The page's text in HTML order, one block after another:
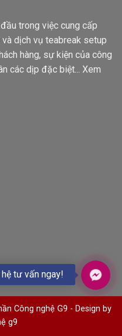
trong việc cung cấp
dịch vụ teabreak setup
hàng, sự kiện của công
các dịp đặc biệt... Xem
Công nghệ G9 - Design by
g9
tư vấn ngay!